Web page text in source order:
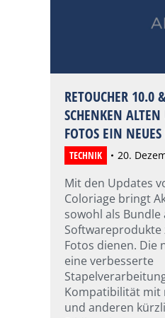
RETOUCHER 10.0
SCHENKEN
FOTOS EIN
TECHNIK 20.
Mit den Updates
Coloriage bringt
sowohl als
Fotos dienen. Die
eine verbesserte
Kompatibilität mit
und anderen